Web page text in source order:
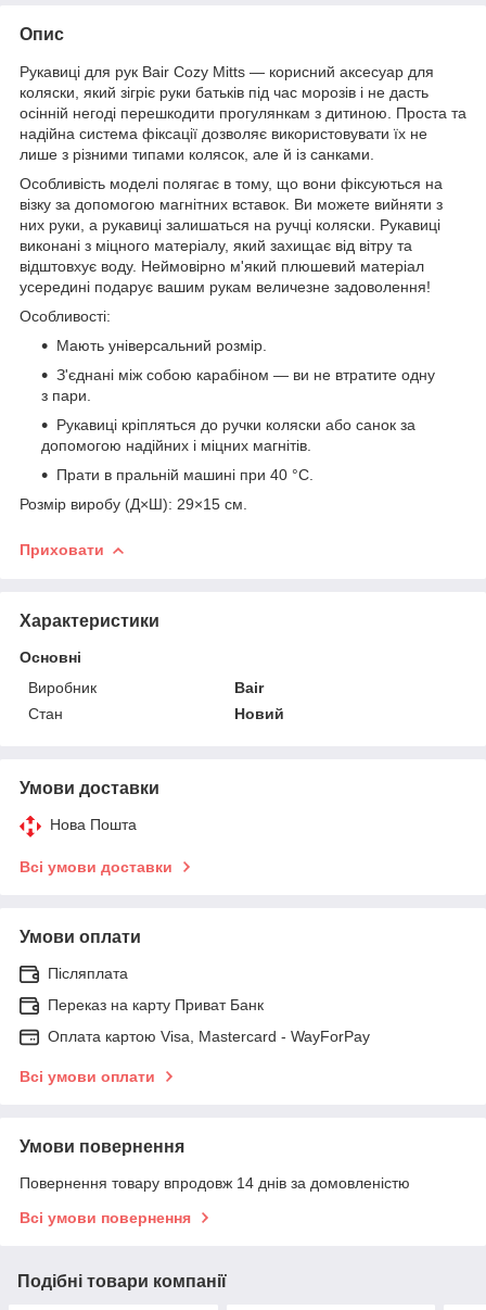
Опис
Рукавиці для рук Bair Cozy Mitts — корисний аксесуар для
коляски, який зігріє руки батьків під час морозів і не дасть
осінній негоді перешкодити прогулянкам з дитиною. Проста та
надійна система фіксації дозволяє використовувати їх не
лише з різними типами колясок, але й із санками.
Особливість моделі полягає в тому, що вони фіксуються на
візку за допомогою магнітних вставок. Ви можете вийняти з
них руки, а рукавиці залишаться на ручці коляски. Рукавиці
виконані з міцного матеріалу, який захищає від вітру та
відштовхує воду. Неймовірно м'який плюшевий матеріал
усередині подарує вашим рукам величезне задоволення!
Особливості:
Мають універсальний розмір.
З'єднані між собою карабіном — ви не втратите одну
з пари.
Рукавиці кріпляться до ручки коляски або санок за
допомогою надійних і міцних магнітів.
Прати в пральній машині при 40 °C.
Розмір виробу (Д×Ш): 29×15 см.
Приховати
Характеристики
Основні
Виробник
Bair
Стан
Новий
Умови доставки
Нова Пошта
Всі умови доставки
Умови оплати
Післяплата
Переказ на карту Приват Банк
Оплата картою Visa, Mastercard - WayForPay
Всі умови оплати
Умови повернення
Повернення товару впродовж 14 днів за домовленістю
Всі умови повернення
Подібні товари компанії